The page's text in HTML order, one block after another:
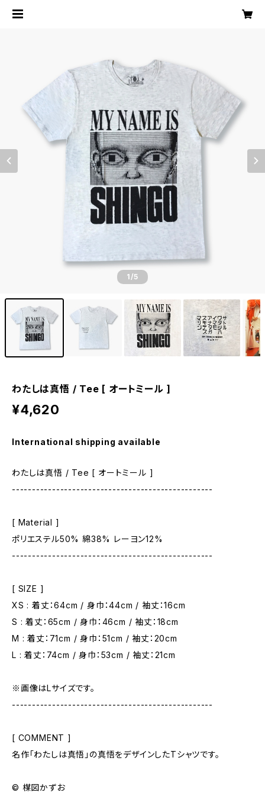
1/5
わたしは真悟 / Tee [ オートミール ]
¥4,620
International shipping available
わたしは真悟 / Tee [ オートミール ]
--------------------------------------------------
[ Material ]
ポリエステル50% 綿38% レーヨン12%
--------------------------------------------------
[ SIZE ]
XS : 着丈：64cm / 身巾：44cm / 袖丈：16cm
S : 着丈：65cm / 身巾：46cm / 袖丈：18cm
M : 着丈：71cm / 身巾：51cm / 袖丈：20cm
L : 着丈：74cm / 身巾：53cm / 袖丈：21cm
※画像はLサイズです。
--------------------------------------------------
[ COMMENT ]
名作「わたしは真悟」の真悟をデザインしたTシャツです。
© 楳図かずお